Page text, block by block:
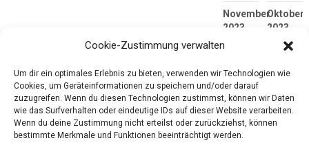
November
2023
Oktober
2023
September August
Juli
2023
2023
Mai
2023
April
Cookie-Zustimmung verwalten
Um dir ein optimales Erlebnis zu bieten, verwenden wir Technologien wie
Cookies, um Geräteinformationen zu speichern und/oder darauf
zuzugreifen. Wenn du diesen Technologien zustimmst, können wir Daten
wie das Surfverhalten oder eindeutige IDs auf dieser Website verarbeiten.
Wenn du deine Zustimmung nicht erteilst oder zurückziehst, können
bestimmte Merkmale und Funktionen beeinträchtigt werden.